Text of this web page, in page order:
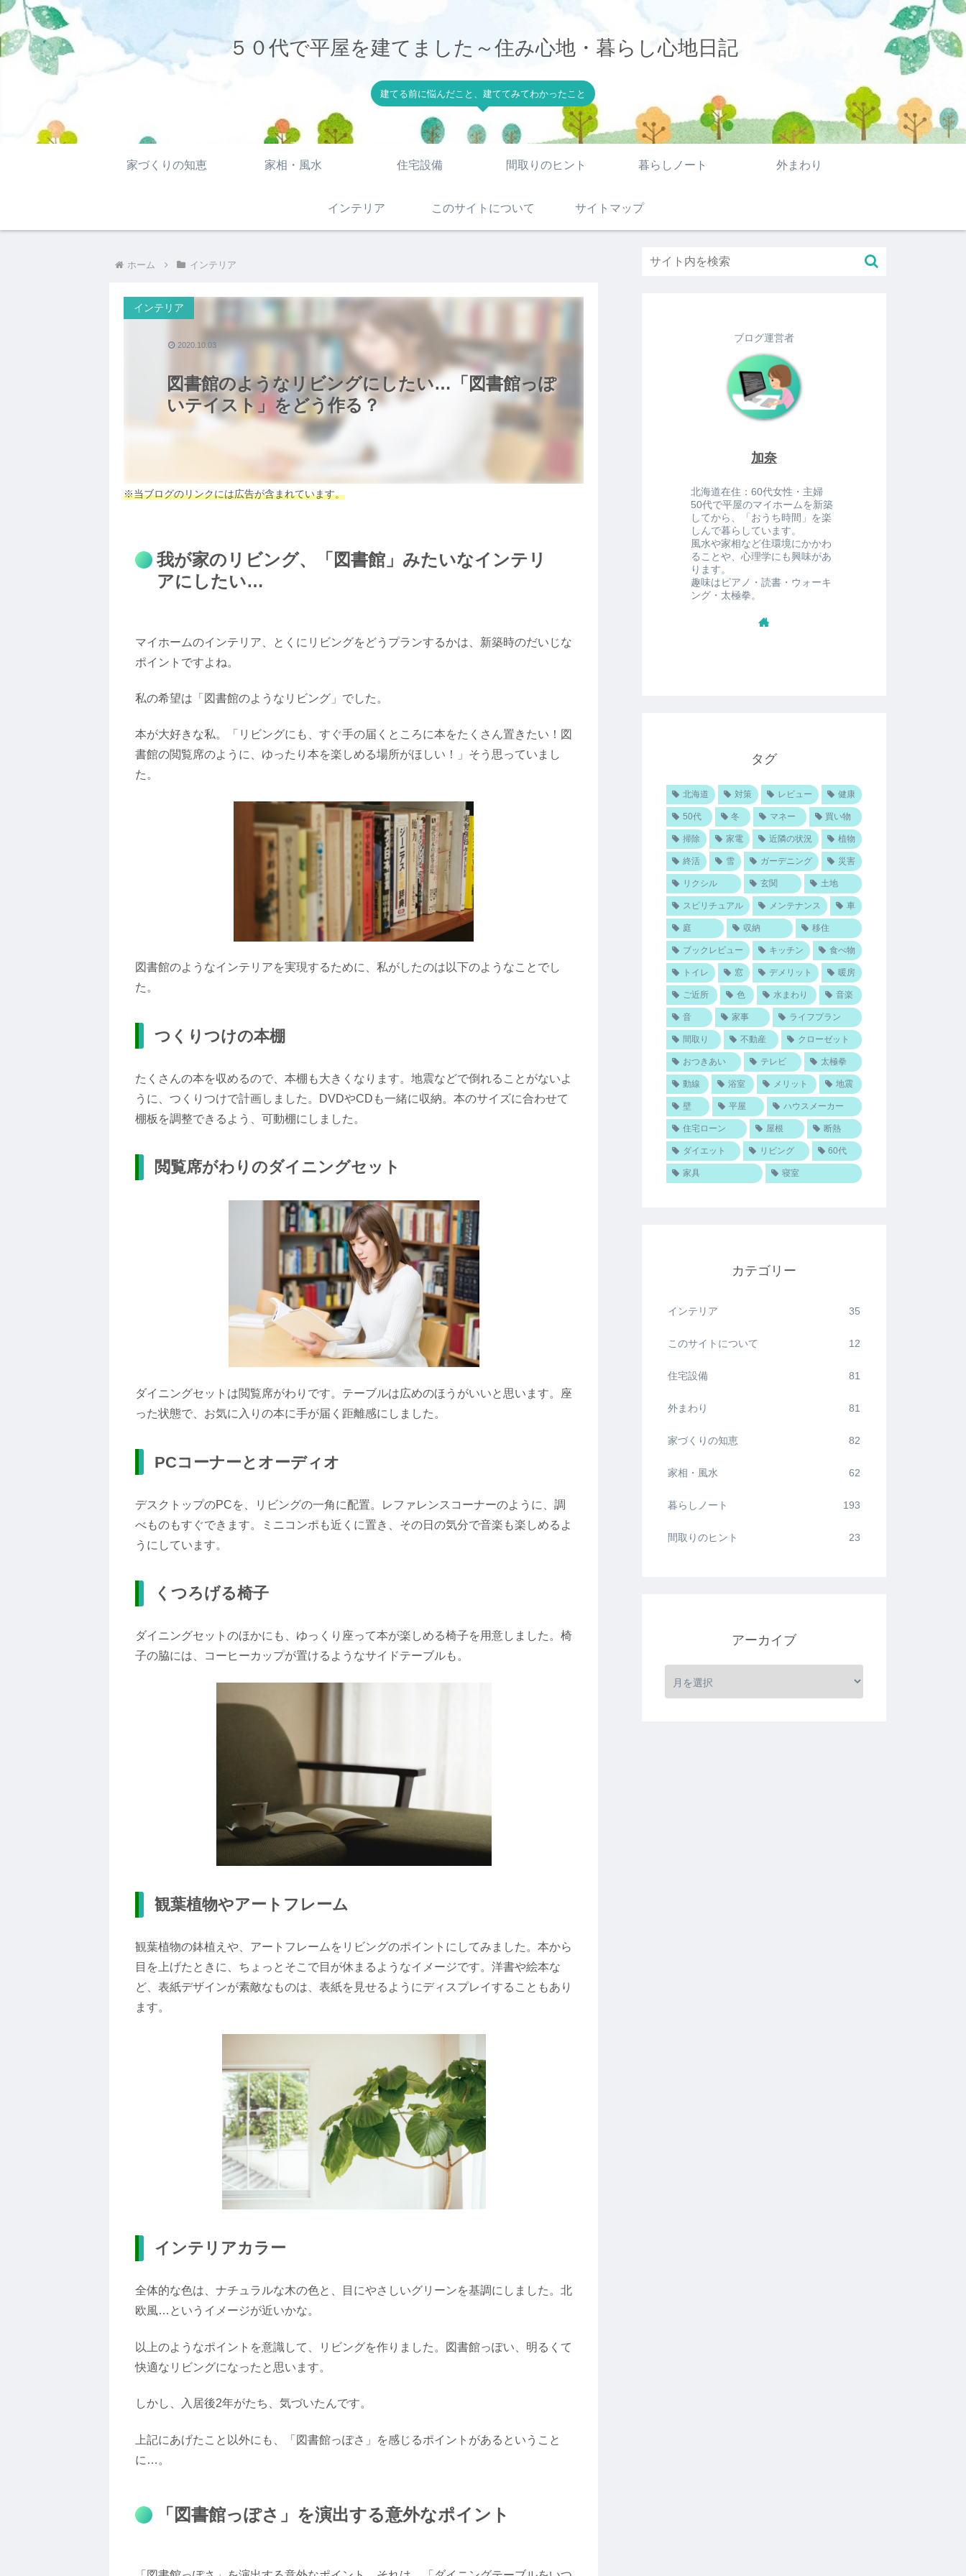
５０代で平屋を建てました～住み心地・暮らし心地日記
建てる前に悩んだこと、建ててみてわかったこと
家づくりの知恵 家相・風水 住宅設備 間取りのヒント 暮らしノート 外まわり
インテリア このサイトについて サイトマップ
ホーム インテリア
図書館のようなリビングにしたい…「図書館っぽ
いテイスト」をどう作る？
インテリア
2020.10.03
※当ブログのリンクには広告が含まれています。
我が家のリビング、「図書館」 みたいなインテリ
アにしたい…
マイホームのインテリア、とくにリビングをどうプランするかは、新築時のだいじな
ポイントですよね。
私の希望は「図書館のようなリビング」でした。
本が大好きな私。「リビングにも、すぐ手の届くところに本をたくさん置きたい！図
書館の閲覧席のように、ゆったり本を楽しめる場所がほしい！」そう思っていまし
た。
図書館のようなインテリアを実現するために、私がしたのは以下のようなことでし
た。
つくりつけの本棚
たくさんの本を収めるので、本棚も大きくなります。地震などで倒れることがないよ
うに、つくりつけで計画しました。DVDやCDも一緒に収納。本のサイズに合わせて
棚板を調整できるよう、可動棚にしました。
閲覧席がわりのダイニングセット
ダイニングセットは閲覧席がわりです。テーブルは広めのほうがいいと思います。座
った状態で、お気に入りの本に手が届く距離感にしました。
PCコーナーとオーディオ
デスクトップのPCを、リビングの一角に配置。レファレンスコーナーのように、調
べものもすぐできます。ミニコンポも近くに置き、その日の気分で音楽も楽しめるよ
うにしています。
くつろげる椅子
ダイニングセットのほかにも、ゆっくり座って本が楽しめる椅子を用意しました。椅
子の脇には、コーヒーカップが置けるようなサイドテーブルも。
観葉植物やアートフレーム
観葉植物の鉢植えや、アートフレームをリビングのポイントにしてみました。本から
目を上げたときに、ちょっとそこで目が休まるようなイメージです。洋書や絵本な
ど、表紙デザインが素敵なものは、表紙を見せるようにディスプレイすることもあり
ます。
インテリアカラー
全体的な色は、ナチュラルな木の色と、目にやさしいグリーンを基調にしました。北
欧風…というイメージが近いかな。
以上のようなポイントを意識して、リビングを作りました。図書館っぽい、明るくて
快適なリビングになったと思います。
しかし、入居後2年がたち、気づいたんです。
上記にあげたこと以外にも、「図書館っぽさ」を感じるポイントがあるということ
に…。
「図書館っぽさ」を演出する意外なポイント
ブログ運営者
加奈
北海道在住：60代女性・主婦
50代で平屋のマイホームを新築
してから、「おうち時間」を楽
しんで暮らしています。
風水や家相など住環境にかかわ
ることや、心理学にも興味があ
ります。
趣味はピアノ・読書・ウォーキ
ング・太極拳。
タグ
北海道 対策 レビュー 健康
50代 冬 マネー 買い物
掃除 家電 近隣の状況 植物
終活 雪 ガーデニング 災害
リクシル 玄関 土地
スピリチュアル メンテナンス 車
庭 収納 移住
ブックレビュー キッチン 食べ物
トイレ 窓 デメリット 暖房
ご近所 色 水まわり 音楽
音 家事 ライフプラン
間取り 不動産 クローゼット
おつきあい テレビ 太極拳
動線 浴室 メリット 地震
壁 平屋 ハウスメーカー
住宅ローン 屋根 断熱
ダイエット リビング 60代
家具 寝室
カテゴリー
インテリア 35
このサイトについて 12
住宅設備 81
外まわり 81
家づくりの知恵 82
家相・風水 62
暮らしノート 193
間取りのヒント 23
アーカイブ